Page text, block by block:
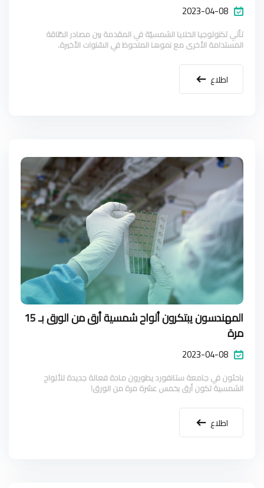
2023-04-08
تأتي تكنولوجيا الخلايا الشمسيّة في المقدمة بين مصادر الطّاقة
المستدامة الأخرى مع نموها الملحوظ في السّنوات الأخيرة.
اطلاع
المهندسون يبتكرون ألواح شمسية أرق من الورق بـ 15
مرة
2023-04-08
باحثون في جامعة ستانفورد يطورون مادة فعالة جديدة للألواح
الشمسية تكون أرق بخمس عشرة مرة من الورق!
اطلاع